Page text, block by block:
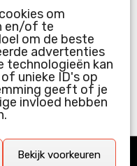
om
en/of te
om de beste
advertenties
technologieën kan
unieke ID's op
geeft of je
invloed hebben
Bekijk voorkeuren